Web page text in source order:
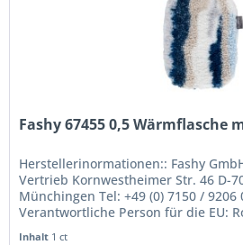
Fashy 67455 0,5 Wärmflasche
Herstellerinormationen:: Fashy
Vertrieb Kornwestheimer Str. 46 D-
Münchingen Tel: +49 (0) 7150 /
Verantwortliche Person für die EU:
Inhalt 1 ct